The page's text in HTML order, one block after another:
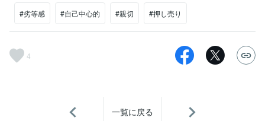
#劣等感 #自己中心的 #親切 #押し売り
4
一覧に戻る